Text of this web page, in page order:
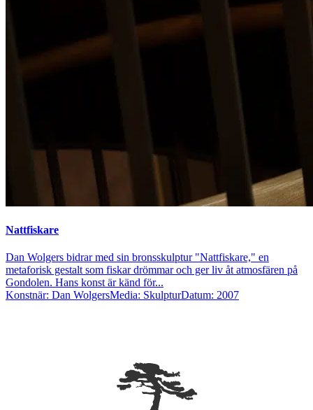
Nattfiskare
Dan Wolgers bidrar med sin bronsskulptur "Nattfiskare," en
metaforisk gestalt som fiskar drömmar och ger liv åt atmosfären på
Gondolen. Hans konst är känd för...
Konstnär: Dan WolgersMedia: SkulpturDatum: 2007